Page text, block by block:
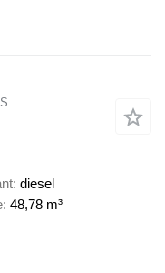
diesel
48,78 m³